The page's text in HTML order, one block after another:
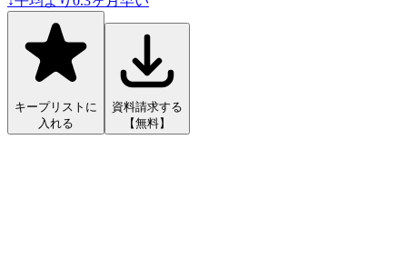
キープリストに
入れる
資料請求する
【無料】